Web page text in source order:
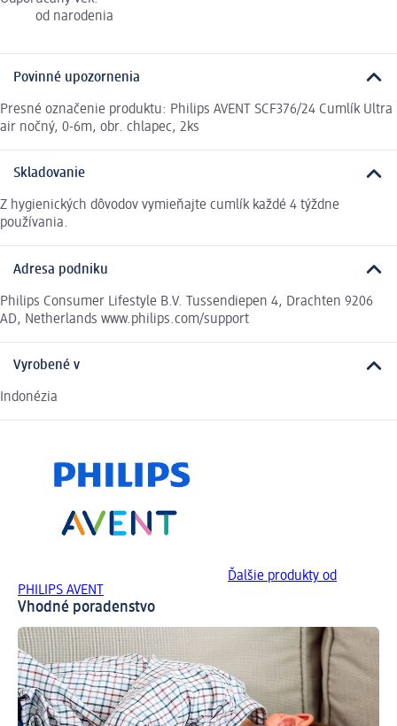
od narodenia
Povinné upozornenia
Presné označenie produktu: Philips AVENT SCF376/24 Cumlík Ultra
air nočný, 0-6m, obr. chlapec, 2ks
Skladovanie
Z hygienických dôvodov vymieňajte cumlík každé 4 týždne
používania.
Adresa podniku
Philips Consumer Lifestyle B.V. Tussendiepen 4, Drachten 9206
AD, Netherlands www.philips.com/support
Vyrobené v
Indonézia
Ďalšie produkty od
PHILIPS AVENT
Vhodné poradenstvo